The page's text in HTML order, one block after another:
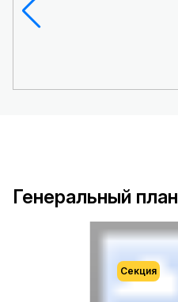
Генеральный план
Секция